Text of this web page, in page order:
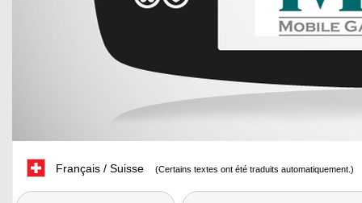
Français / Suisse (Certains textes ont été traduits automatiquement.)